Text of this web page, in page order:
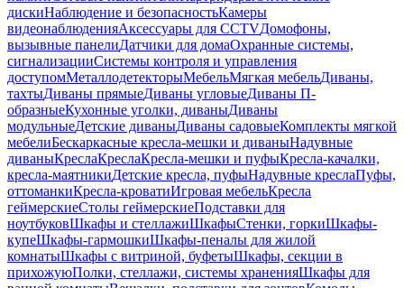
дискиНаблюдение и безопасностьКамеры
видеонаблюденияАксессуары для CCTVДомофоны,
вызывные панелиДатчики для домаОхранные системы,
сигнализацииСистемы контроля и управления
доступомМеталлодетекторыМебельМягкая мебельДиваны,
тахтыДиваны прямыеДиваны угловыеДиваны П-
образныеКухонные уголки, диваныДиваны
модульныеДетские диваныДиваны садовыеКомплекты мягкой
мебелиБескаркасные кресла-мешки и диваныНадувные
диваныКреслаКреслаКресла-мешки и пуфыКресла-качалки,
кресла-маятникиДетские кресла, пуфыНадувные креслаПуфы,
оттоманкиКресла-кроватиИгровая мебельКресла
геймерскиеСтолы геймерскиеПодставки для
ноутбуковШкафы и стеллажиШкафыСтенки, горкиШкафы-
купеШкафы-гармошкиШкафы-пеналы для жилой
комнатыШкафы с витриной, буфетыШкафы, секции в
прихожуюПолки, стеллажи, системы храненияШкафы для